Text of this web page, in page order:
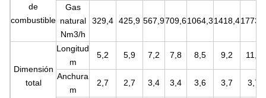
de
combustible
Gas
natural
Nm3/h
329,4 425,9 567,9709,61064,31418,41773,1
Dimensión
total
Longitud
m
5,2 5,9 7,2 7,8 8,5 9,2 11,4
Anchura
m
2,7 2,7 3,4 3,4 3,6 3,7 3,7